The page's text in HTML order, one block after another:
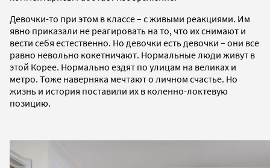
Девочки-то при этом в классе – с живыми реакциями. Им
явно приказали не реагировать на то, что их снимают и
вести себя естественно. Но девочки есть девочки – они все
равно невольно кокетничают. Нормальные люди живут в
этой Корее. Нормально ездят по улицам на великах и
метро. Тоже наверняка мечтают о личном счастье. Но
жизнь и история поставили их в коленно-локтевую
позицию.